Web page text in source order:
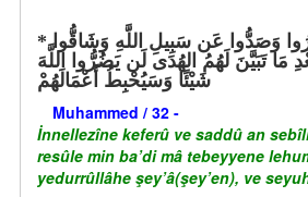
إِنَّ الَّذِينَ كَفَرُوا وَصَدُّوا عَن سَبِيلِ اللَّهِ وَشَاقُّوا
مَا تَبَيَّنَ لَهُمُ الهُدَى لَن يَضُرُّوا اللَّهَ
شَيْئًا وَسَيُحْبِطُ أَعْمَالَهُمْ
Muhammed / 32 -
İnnellezîne keferû ve saddû an
resûle min ba’di mâ tebeyyene
yedurrûllâhe şey’â(şey’en), ve